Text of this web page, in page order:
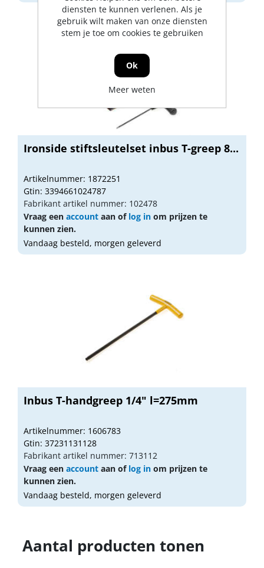
Ironside stiftsleutelset inbus T-greep 8...
Artikelnummer: 1872251
Gtin: 3394661024787
Fabrikant artikel nummer: 102478
Vraag een account aan of log in om prijzen te
kunnen zien.
Vandaag besteld, morgen geleverd
Inbus T-handgreep 1/4" l=275mm
Artikelnummer: 1606783
Gtin: 37231131128
Fabrikant artikel nummer: 713112
Vraag een account aan of log in om prijzen te
kunnen zien.
Vandaag besteld, morgen geleverd
Aantal producten tonen
diensten te kunnen verlenen. Als je
gebruik wilt maken van onze diensten
stem je toe om cookies te gebruiken
Ok
Meer weten